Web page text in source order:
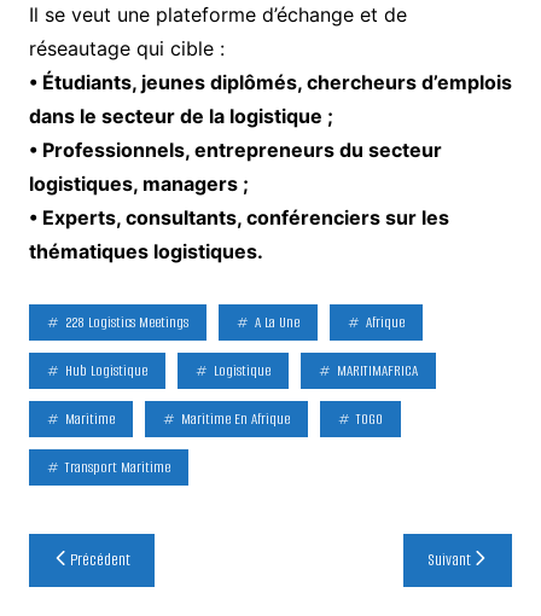
Il se veut une plateforme d’échange et de
réseautage qui cible :
• Étudiants, jeunes diplômés, chercheurs d’emplois
dans le secteur de la logistique ;
• Professionnels, entrepreneurs du secteur
logistiques, managers ;
• Experts, consultants, conférenciers sur les
thématiques logistiques.
228 Logistics Meetings A La Une Afrique
Hub Logistique Logistique MARITIMAFRICA
Maritime Maritime En Afrique TOGO
Transport Maritime
Navigation
de
Précédent Suivant